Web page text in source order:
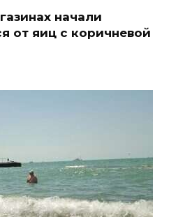
начали
от яиц с коричневой